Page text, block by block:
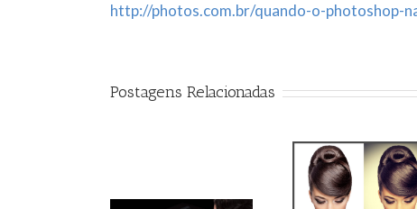
http://photos.com.br/quando-o-photoshop-
Postagens Relacionadas